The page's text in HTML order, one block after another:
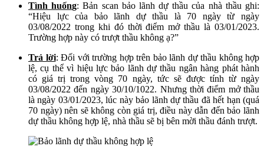
Tình huống: Bản scan bảo lãnh dự thầu của nhà thầu ghi:
“Hiệu lực của bảo lãnh dự thầu là 70 ngày từ ngày
03/08/2022 trong khi đó thời điểm mở thầu là 03/01/2023.
Trường hợp này có trượt thầu không ạ?”
Trả lời: Đối với trường hợp trên bảo lãnh dự thầu không hợp
lệ, cụ thể vì hiệu lực bảo lãnh dự thầu ngân hàng phát hành
có giá trị trong vòng 70 ngày, tức sẽ được tính từ ngày
03/08/2022 đến ngày 30/10/1022. Nhưng thời điểm mở thầu
là ngày 03/01/2023, lúc này bảo lãnh dự thầu đã hết hạn (quá
70 ngày) nên sẽ không còn giá trị, điều này dẫn đến bảo lãnh
dự thầu không hợp lệ, nhà thầu sẽ bị bên mời thầu đánh trượt.